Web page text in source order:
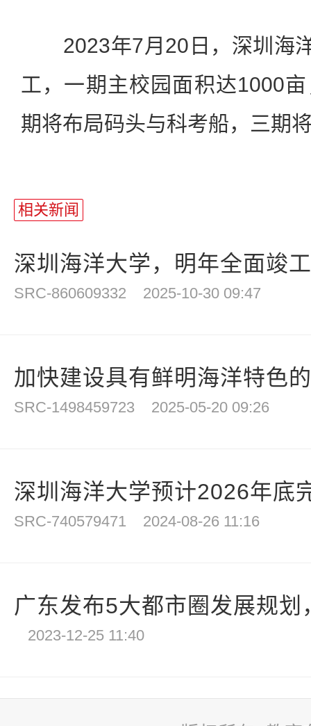
2023年7月20日，深圳海
工，一期主校园面积达1000
期将布局码头与科考船，三期
相关新闻
深圳海洋大学，明年全面竣工
SRC-860609332 2025-10-30 09:47
加快建设具有鲜明海洋特色
SRC-1498459723 2025-05-20 09:26
深圳海洋大学预计2026年底
SRC-740579471 2024-08-26 11:16
广东发布5大都市圈发展规
2023-12-25 11:40